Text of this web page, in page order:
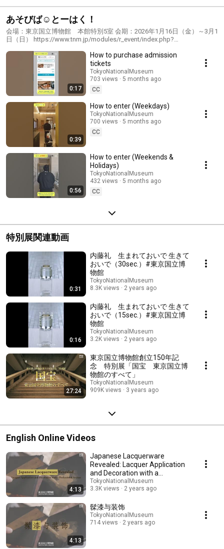
あそびば☺とーはく！
会場：東京国立博物館 本館特別5室 会期：2026年1月16日（金）～3月1
日（日） https://www.tnm.jp/modules/r_event/index.php?
必要です。1日7回、各回45分間の完全入替制です。 ※平日はご予約不要
ですが、混雑時は整理券による入場規制を行います。整理券の順番まで
お待ちいただく可能性がございますので、お時間に余裕をもってご来場
ください。 博物館で思い切り遊んで、未来を担う子どもたちに、『楽し
かった！』という気持ちを持ち帰っていただきたい。そして、お子様を
連れてご来館くださった保護者の皆様にも、周りに気兼ねする必要がな
い、居心地の良いスペースを提供したい。そのような思いを込めた、
「博物館の #あそびば」の紹介映像です。 「とーはくふじ」「あそびば
みくじ」「はつゆめボールプール」をはじめ、150冊以上のお子様向けの
本をお読みいただける「リラックスエリア」や、1歳以下のお子様と一緒
に安心して過ごせる「ベビーエリア」「ベビーケアルーム（授乳・おむ
つ替えスペース）」「水分補給スペース」「カームダウンスペース」を
雄太 --- Play Space at the Tokyo National Museum Venue: Tokyo
National Museum, Japanese Gallery (Honkan), Room T5 Date: January 16,
2026 (Fri) - March 1, 2026 (Sun)
https://www.tnm.jp/modules/r_event/index.php?
controller=dtl&cid=5&id=11507&lang=en *Online reservations are
required for visits to "Play Space" on weekends and holidays.
demand, reservations often reach full capacity shortly after they open. We
kindly encourage you to make your reservation as early as possible once
the booking window opens. The Tokyo National Museum is offering a
casual play area for families. We hope children, our future leaders, will
and guardians to relax, knowing their children can play here without
disturbing visitors in the galleries. At the heart of the space is a giant slide
shaped like Mount Fuji, surrounded by other lucky symbols from
Japanese culture. Step into "Play Space" and discover a fun-filled
environment waiting to be explored. Produced by Tokyo National
Museum, January 2026. Directed by Yuta Kuronuma ■関連情報 東京国立
博物館YouTubeチャンネル
https://www.youtube.com/user/TokyoNationalMuseum ウェブサイト
https://www.tnm.jp/ X https://x.com/TNM_PR Facebook
https://www.facebook.com/TokyoNationalMuseum Instagram
https://www.instagram.com/tnm_pr/ #東京国立博物館
0:17
How to purchase admission
tickets
TokyoNationalMuseum
703 views
5 months ago
CC
0:39
How to enter (Weekdays)
TokyoNationalMuseum
700 views
5 months ago
CC
0:56
How to enter (Weekends &
Holidays)
TokyoNationalMuseum
432 views
5 months ago
CC
特別展関連動画
0:31
内藤礼 生まれておいで 生きて
おいで（30sec.）#東京国立博
物館
TokyoNationalMuseum
8.3K views
2 years ago
0:16
内藤礼 生まれておいで 生きて
おいで（15sec.）#東京国立博
物館
TokyoNationalMuseum
3.2K views
2 years ago
27:24
東京国立博物館創立150年記
念 特別展「国宝 東京国立博
物館のすべて」
TokyoNationalMuseum
909K views
3 years ago
English Online Videos
4:13
Japanese Lacquerware
Revealed: Lacquer Application
and Decoration with a
Professional Artisan
TokyoNationalMuseum
3.3K views
2 years ago
4:13
髹漆与装饰
TokyoNationalMuseum
714 views
2 years ago